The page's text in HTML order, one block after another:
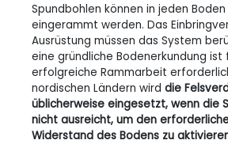
Spundbohlen können in jeden
eingerammt werden. Das
Ausrüstung müssen das System
eine gründliche Bodenerkundung ist
erfolgreiche Rammarbeit
nordischen Ländern wird die
üblicherweise eingesetzt, wenn die
nicht ausreicht, um den
Widerstand des Bodens zu